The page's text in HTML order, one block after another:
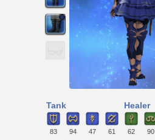
Tank
83 94 47 61
Healer
62 90